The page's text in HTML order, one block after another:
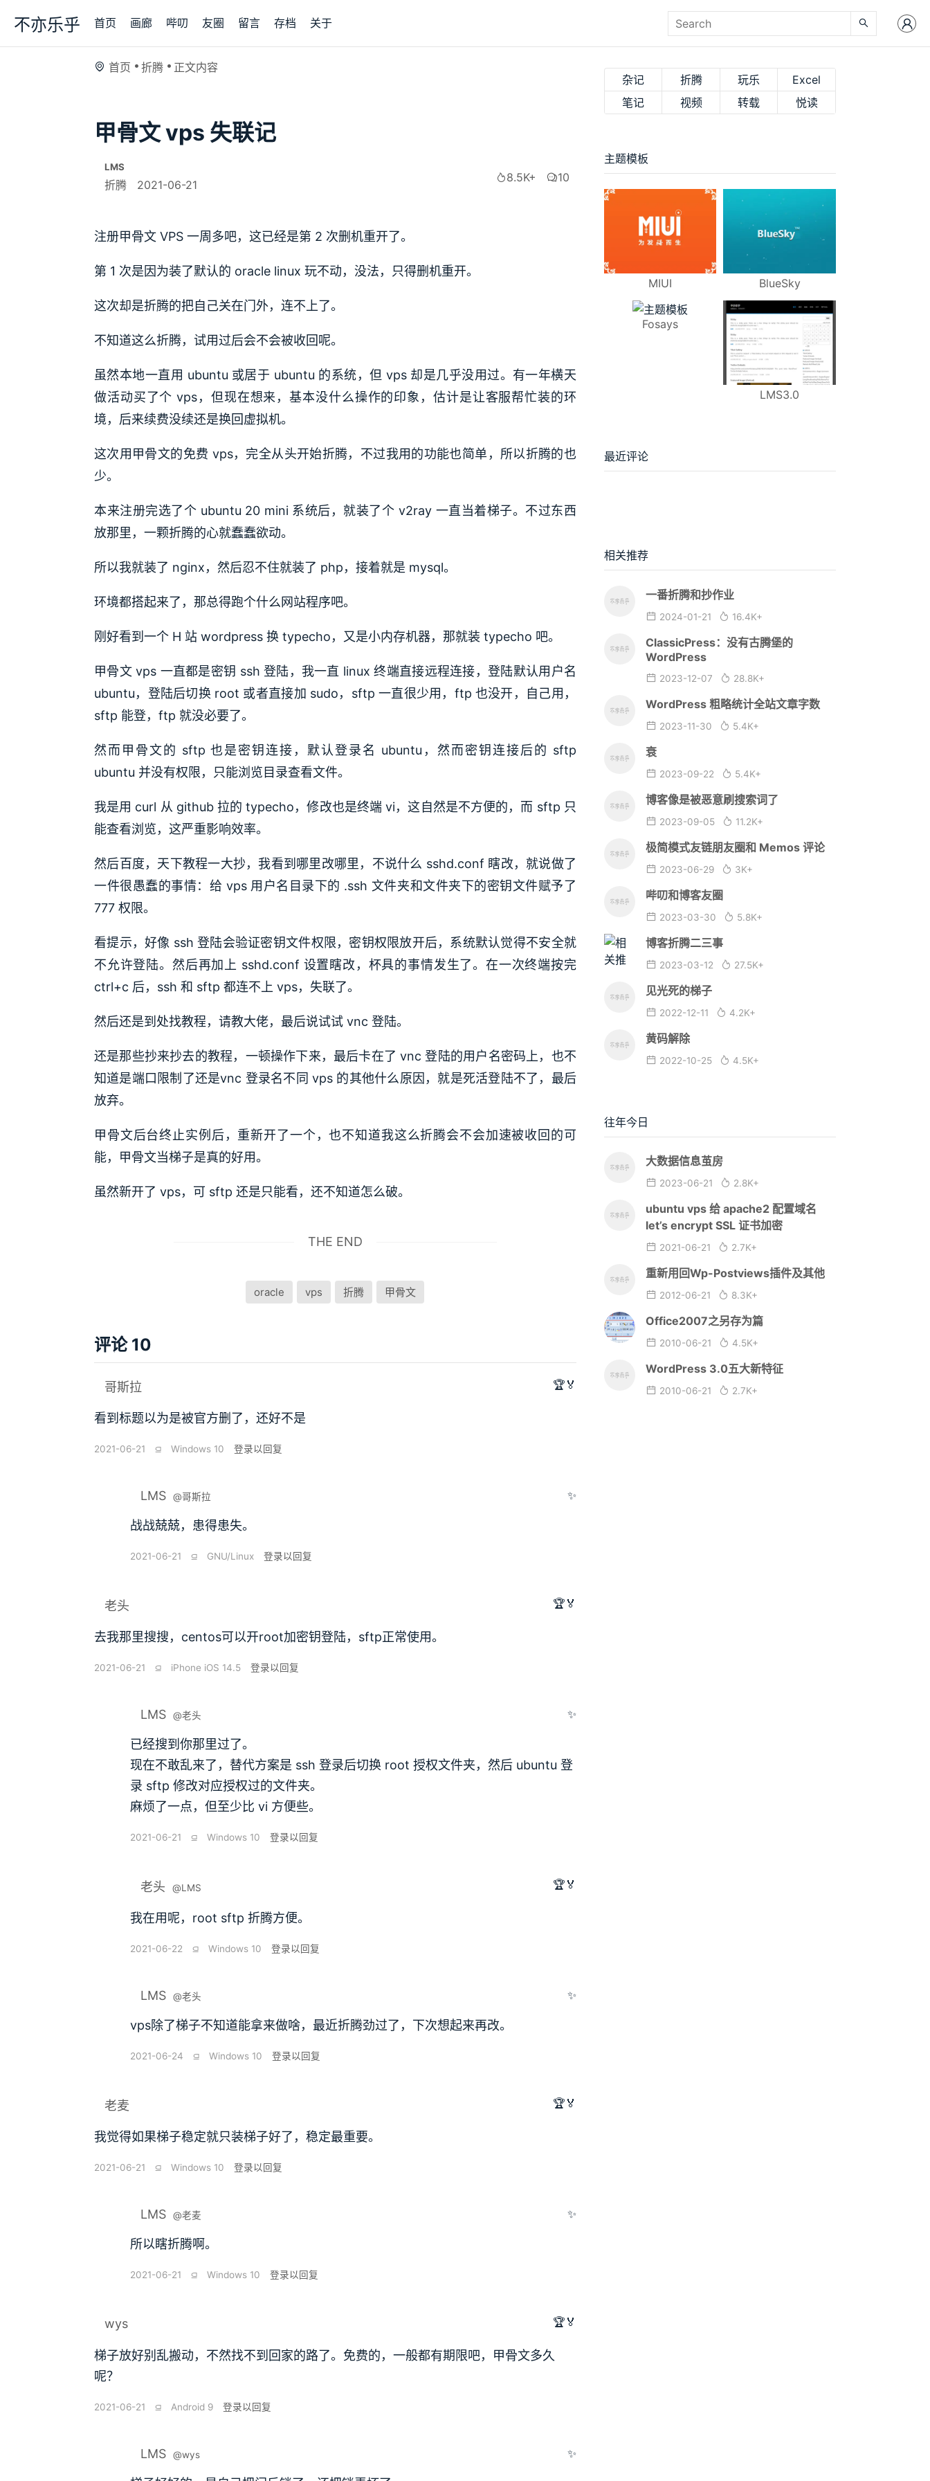
不亦乐乎 首页 画廊 哔叨 友圈 留言 存档 关于
首页 折腾 正文内容
甲骨文 vps 失联记
LMS
折腾 2021-06-21
8.5K+ 10
注册甲骨文 VPS 一周多吧，这已经是第 2 次删机重开了。
第 1 次是因为装了默认的 oracle linux 玩不动，没法，只得删机重开。
这次却是折腾的把自己关在门外，连不上了。
不知道这么折腾，试用过后会不会被收回呢。
虽然本地一直用 ubuntu 或居于 ubuntu 的系统，但 vps 却是几乎没用过。有一年横天
做活动买了个 vps，但现在想来，基本没什么操作的印象，估计是让客服帮忙装的环
境，后来续费没续还是换回虚拟机。
这次用甲骨文的免费 vps，完全从头开始折腾，不过我用的功能也简单，所以折腾的也
少。
本来注册完选了个 ubuntu 20 mini 系统后，就装了个 v2ray 一直当着梯子。不过东西
放那里，一颗折腾的心就蠢蠢欲动。
所以我就装了 nginx，然后忍不住就装了 php，接着就是 mysql。
环境都搭起来了，那总得跑个什么网站程序吧。
刚好看到一个 H 站 wordpress 换 typecho，又是小内存机器，那就装 typecho 吧。
甲骨文 vps 一直都是密钥 ssh 登陆，我一直 linux 终端直接远程连接，登陆默认用户名
ubuntu，登陆后切换 root 或者直接加 sudo，sftp 一直很少用，ftp 也没开，自己用，
sftp 能登，ftp 就没必要了。
然而甲骨文的 sftp 也是密钥连接，默认登录名 ubuntu，然而密钥连接后的 sftp
ubuntu 并没有权限，只能浏览目录查看文件。
我是用 curl 从 github 拉的 typecho，修改也是终端 vi，这自然是不方便的，而 sftp 只
能查看浏览，这严重影响效率。
然后百度，天下教程一大抄，我看到哪里改哪里，不说什么 sshd.conf 瞎改，就说做了
一件很愚蠢的事情：给 vps 用户名目录下的 .ssh 文件夹和文件夹下的密钥文件赋予了
777 权限。
看提示，好像 ssh 登陆会验证密钥文件权限，密钥权限放开后，系统默认觉得不安全就
不允许登陆。然后再加上 sshd.conf 设置瞎改，杯具的事情发生了。在一次终端按完
ctrl+c 后，ssh 和 sftp 都连不上 vps，失联了。
然后还是到处找教程，请教大佬，最后说试试 vnc 登陆。
还是那些抄来抄去的教程，一顿操作下来，最后卡在了 vnc 登陆的用户名密码上，也不
知道是端口限制了还是vnc 登录名不同 vps 的其他什么原因，就是死活登陆不了，最后
放弃。
甲骨文后台终止实例后，重新开了一个，也不知道我这么折腾会不会加速被收回的可
能，甲骨文当梯子是真的好用。
虽然新开了 vps，可 sftp 还是只能看，还不知道怎么破。
THE END
oracle vps 折腾 甲骨文
评论 10
哥斯拉 🏆🏅
看到标题以为是被官方删了，还好不是
2021-06-21 ⫑ Windows 10 登录以回复
LMS @哥斯拉 ✨
战战兢兢，患得患失。
2021-06-21 ⫑ GNU/Linux 登录以回复
老头 🏆🏅
去我那里搜搜，centos可以开root加密钥登陆，sftp正常使用。
2021-06-21 ⫑ iPhone iOS 14.5 登录以回复
LMS @老头 ✨
已经搜到你那里过了。
现在不敢乱来了，替代方案是 ssh 登录后切换 root 授权文件夹，然后 ubuntu 登
录 sftp 修改对应授权过的文件夹。
麻烦了一点，但至少比 vi 方便些。
2021-06-21 ⫑ Windows 10 登录以回复
老头 @LMS 🏆🏅
我在用呢，root sftp 折腾方便。
2021-06-22 ⫑ Windows 10 登录以回复
LMS @老头 ✨
vps除了梯子不知道能拿来做啥，最近折腾劲过了，下次想起来再改。
2021-06-24 ⫑ Windows 10 登录以回复
老麦 🏆🏅
我觉得如果梯子稳定就只装梯子好了，稳定最重要。
2021-06-21 ⫑ Windows 10 登录以回复
LMS @老麦 ✨
所以瞎折腾啊。
2021-06-21 ⫑ Windows 10 登录以回复
wys 🏆🏅
梯子放好别乱搬动，不然找不到回家的路了。免费的，一般都有期限吧，甲骨文多久
呢？
2021-06-21 ⫑ Android 9 登录以回复
LMS @wys ✨
杂记 折腾 玩乐
Excel
笔记
视频 转载 悦读
主题模板
MIUI BlueSky
Fosays
LMS3.0
最近评论
相关推荐
一番折腾和抄作业
2024-01-21 16.4K+
ClassicPress：没有古腾堡的
WordPress
2023-12-07 28.8K+
WordPress 粗略统计全站文章字数
2023-11-30 5.4K+
衰
2023-09-22 5.4K+
博客像是被恶意刷搜索词了
2023-09-05 11.2K+
极简模式友链朋友圈和 Memos 评论
2023-06-29 3K+
哔叨和博客友圈
2023-03-30 5.8K+
博客折腾二三事
2023-03-12 27.5K+
见光死的梯子
2022-12-11 4.2K+
黄码解除
2022-10-25 4.5K+
往年今日
大数据信息茧房
2023-06-21 2.8K+
ubuntu vps 给 apache2 配置域名
let’s encrypt SSL 证书加密
2021-06-21 2.7K+
重新用回Wp-Postviews插件及其他
2012-06-21 8.3K+
Office2007之另存为篇
2010-06-21 4.5K+
WordPress 3.0五大新特征
2010-06-21 2.7K+